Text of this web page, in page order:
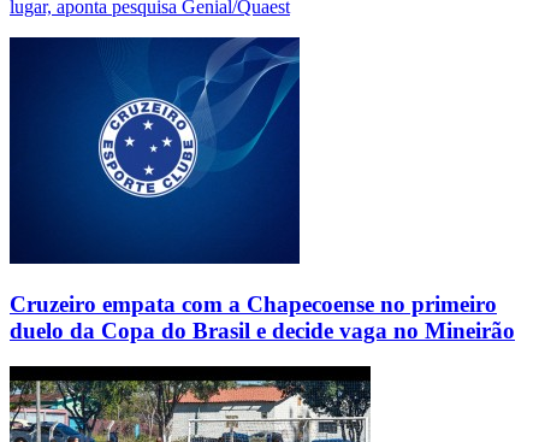
lugar, aponta pesquisa Genial/Quaest
Cruzeiro empata com a Chapecoense no primeiro
duelo da Copa do Brasil e decide vaga no Mineirão